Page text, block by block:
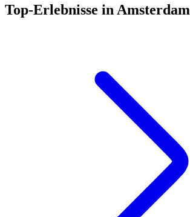
Top-Erlebnisse in Amsterdam